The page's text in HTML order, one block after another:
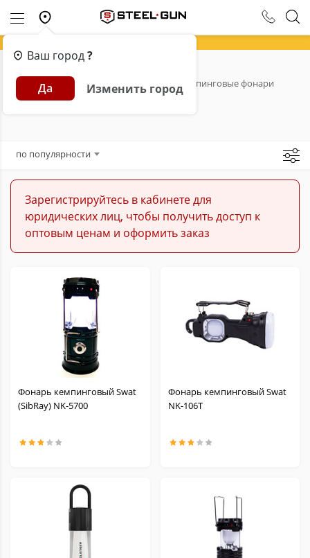
Ваш город?
Да Изменить город
Главная Каталог Кемпинговые фонари
Кемпинговые фонари
по популярности
Зарегистрируйтесь в кабинете для
юридических лиц, чтобы получить доступ к
оптовым ценам и оформить заказ
Фонарь кемпинговый Swat
(SibRay) NK-5700
Фонарь кемпинговый Swat
NK-106T